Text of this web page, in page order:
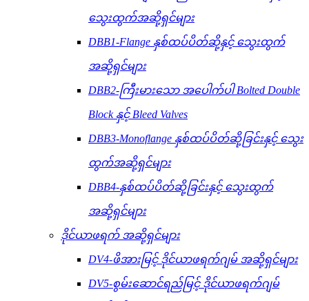
သွေးထွက်အဆို့ရှင်များ
DBB1-Flange နှစ်ထပ်ပိတ်ဆို့နှင့် သွေးထွက်
အဆို့ရှင်များ
DBB2-ကြီးမားသော အပေါက်ပါ Bolted Double
Block နှင့် Bleed Valves
DBB3-Monoflange နှစ်ထပ်ပိတ်ဆို့ခြင်းနှင့် သွေး
ထွက်အဆို့ရှင်များ
DBB4-နှစ်ထပ်ပိတ်ဆို့ခြင်းနှင့် သွေးထွက်
အဆို့ရှင်များ
ဒိုင်ယာဖရက် အဆို့ရှင်များ
DV4-ဖိအားမြင့် ဒိုင်ယာဖရက်ဂျမ် အဆို့ရှင်များ
DV5-စွမ်းဆောင်ရည်မြင့် ဒိုင်ယာဖရက်ဂျမ်